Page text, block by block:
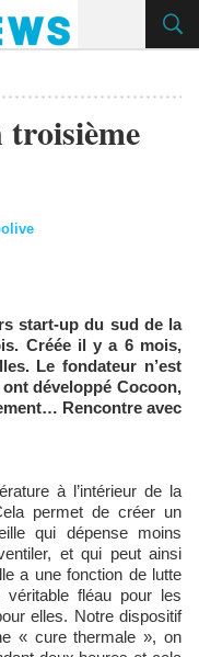
start-up du sud de la
Créée il y a 6 mois,
Le fondateur n’est
développé Cocoon,
Rencontre avec
à l’intérieur de la
permet de créer un
qui dépense moins
et qui peut ainsi
a une fonction de lutte
fléau pour les
elles. Notre dispositif
« cure thermale », on